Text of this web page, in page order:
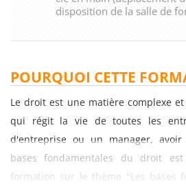
disposition de la salle de
POURQUOI CETTE
Le droit est une matière complexe
qui régit la vie de toutes les
d'entreprise ou un manager, avoir
bases fondamentales du droit
formation sur le thème "Les bases